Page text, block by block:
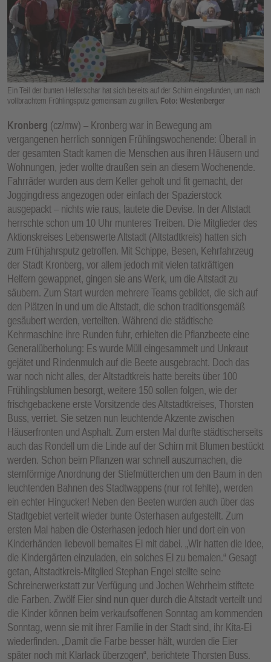
Ein Teil der bunten Helferschar hat sich bereits auf der Schirn eingefunden, um nach
vollbrachtem Frühlingsputz gemeinsam zu grillen. Foto: Westenberger
Kronberg (cz/mw) – Kronberg war in Bewegung am
vergangenen herrlich sonnigen Frühlingswochenende: Überall in
der gesamten Stadt kamen die Menschen aus ihren Häusern und
Wohnungen, jeder wollte draußen sein an diesem Wochenende.
Fahrräder wurden aus dem Keller geholt und fit gemacht, der
Joggingdress angezogen oder einfach der Spazierstock
ausgepackt – nichts wie raus, lautete die Devise. In der Altstadt
herrschte schon um 10 Uhr munteres Treiben. Die Mitglieder des
Aktionskreises Lebenswerte Altstadt (Altstadtkreis) hatten sich
zum Frühjahrsputz getroffen. Mit Schippe, Besen, Kehrfahrzeug
der Stadt Kronberg, vor allem jedoch mit vielen tatkräftigen
Helfern gewappnet, gingen sie ans Werk, um die Altstadt zu
säubern. Zum Start wurden mehrere Teams gebildet, die sich auf
den Plätzen in und um die Altstadt, die schon traditionsgemäß
gesäubert werden, verteilten. Während die städtische
Kehrmaschine ihre Runden fuhr, erhielten die Pflanzbeete eine
Generalüberholung: Es wurde Müll eingesammelt und Unkraut
gejätet und Rindenmulch auf die Beete ausgebracht. Doch das
war noch nicht alles, der Altstadtkreis hatte bereits über 100
Frühlingsblumen besorgt, weitere 150 sollen folgen, wie der
frischgebackene erste Vorsitzende des Altstadtkreises, Thorsten
Buss, verriet. Sie setzen nun leuchtende Akzente zwischen
Häuserfronten und Asphalt. Zum ersten Mal durfte städtischerseits
auch das Rondell um die Linde auf der Schirn mit Blumen bestückt
werden. Schon beim Pflanzen war schnell auszumachen, die
sternförmige Anordnung der Stiefmütterchen um den Baum in den
leuchtenden Bahnen des Stadtwappens (nur rot fehlte), werden
ein echter Hingucker! Neben den Beeten wurden auch über das
Stadtgebiet verteilt wieder bunte Osterhasen aufgestellt. Zum
ersten Mal haben die Osterhasen jedoch hier und dort ein von
Kinderhänden liebevoll bemaltes Ei mit dabei. „Wir hatten die Idee,
die Kindergärten einzuladen, ein solches Ei zu bemalen.“ Gesagt
getan, Altstadtkreis-Mitglied Stephan Engel stellte seine
Schreinerwerkstatt zur Verfügung und Jochen Wehrheim stiftete
die Farben. Zwölf Eier sind nun quer durch die Altstadt verteilt und
die Kinder können beim verkaufsoffenen Sonntag am kommenden
Sonntag, wenn sie mit ihrer Familie in der Stadt sind, ihr Kita-Ei
wiederfinden. „Damit die Farbe besser hält, wurden die Eier
später noch mit Klarlack überzogen“, berichtete Thorsten Buss.
E
N